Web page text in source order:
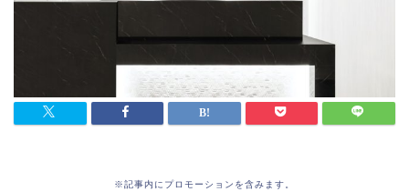
※記事内にプロモーションを含みます。